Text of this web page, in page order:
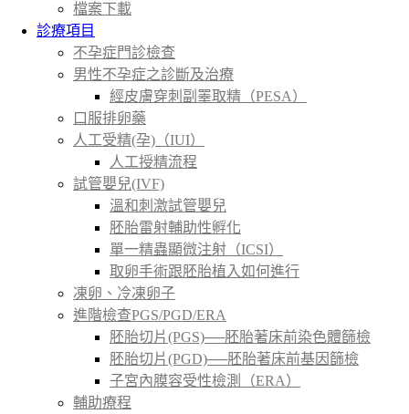
檔案下載
診療項目
不孕症門診檢查
男性不孕症之診斷及治療
經皮膚穿刺副睪取精（PESA）
口服排卵藥
人工受精(孕)（IUI）
人工授精流程
試管嬰兒(IVF)
溫和刺激試管嬰兒
胚胎雷射輔助性孵化
單一精蟲顯微注射（ICSI）
取卵手術跟胚胎植入如何進行
凍卵、冷凍卵子
進階檢查PGS/PGD/ERA
胚胎切片(PGS)──胚胎著床前染色體篩檢
胚胎切片(PGD)──胚胎著床前基因篩檢
子宮內膜容受性檢測（ERA）
輔助療程